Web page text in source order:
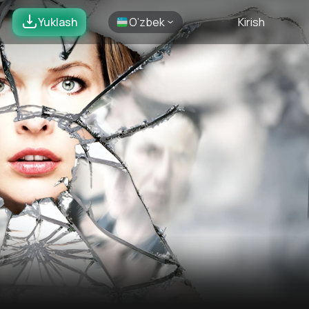
Yuklash O’zbek Kirish